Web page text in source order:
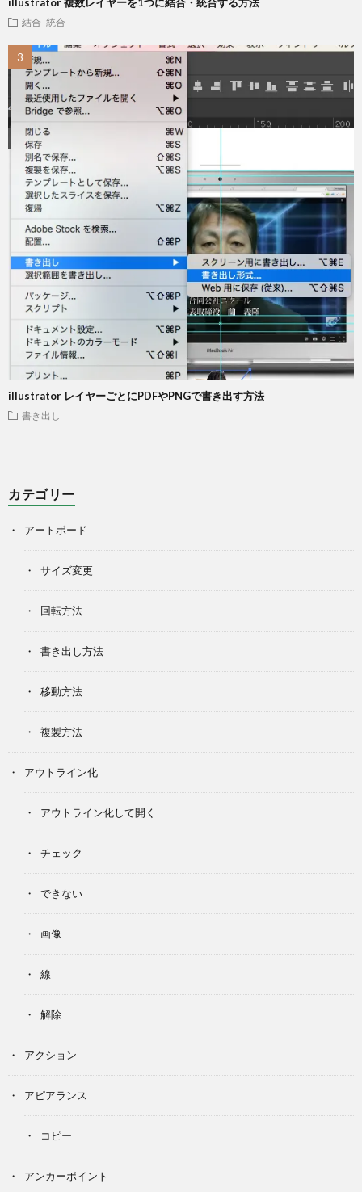
結合 統合
illustrator レイヤーごとにPDFやPNGで書き出す方法
書き出し
カテゴリー
アートボード
サイズ変更
回転方法
書き出し方法
移動方法
複製方法
アウトライン化
アウトライン化して開く
チェック
できない
画像
線
解除
アクション
アピアランス
コピー
アンカーポイント